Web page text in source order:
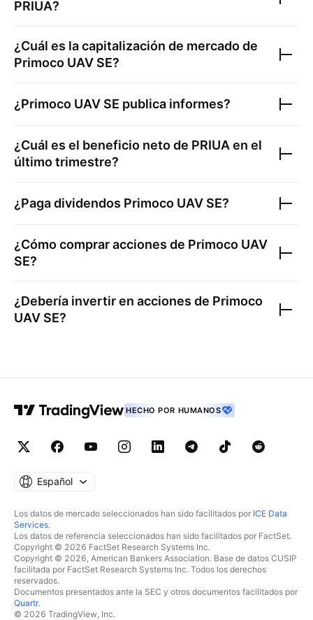
PRIUA?
¿Cuál es la capitalización de mercado de
Primoco UAV SE?
¿Primoco UAV SE publica informes?
¿Cuál es el beneficio neto de PRIUA en el
último trimestre?
¿Paga dividendos Primoco UAV SE?
¿Cómo comprar acciones de Primoco UAV
SE?
¿Debería invertir en acciones de Primoco
UAV SE?
HECHO POR HUMANOS
Español
Los datos de mercado seleccionados han sido facilitados por ICE Data
Services.
Los datos de referencia seleccionados han sido facilitados por FactSet.
Copyright © 2026 FactSet Research Systems Inc.
Copyright © 2026, American Bankers Association. Base de datos CUSIP
facilitada por FactSet Research Systems Inc. Todos los derechos
reservados.
Documentos presentados ante la SEC y otros documentos facilitados por
Quartr.
© 2026 TradingView, Inc.